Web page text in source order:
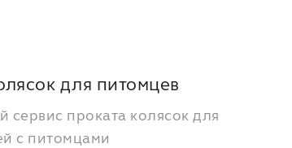
для питомцев
сервис проката колясок для
с питомцами